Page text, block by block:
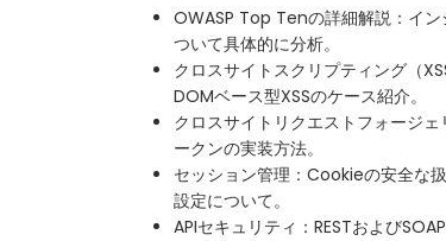
OWASP Top Tenの詳細解説：イ
ついて具体的に分析。
クロスサイトスクリプティング（
DOMベース型XSSのケース紹介。
クロスサイトリクエストフォージ
ークンの実装方法。
セッション管理：Cookieの安全な
設定について。
APIセキュリティ：RESTおよび